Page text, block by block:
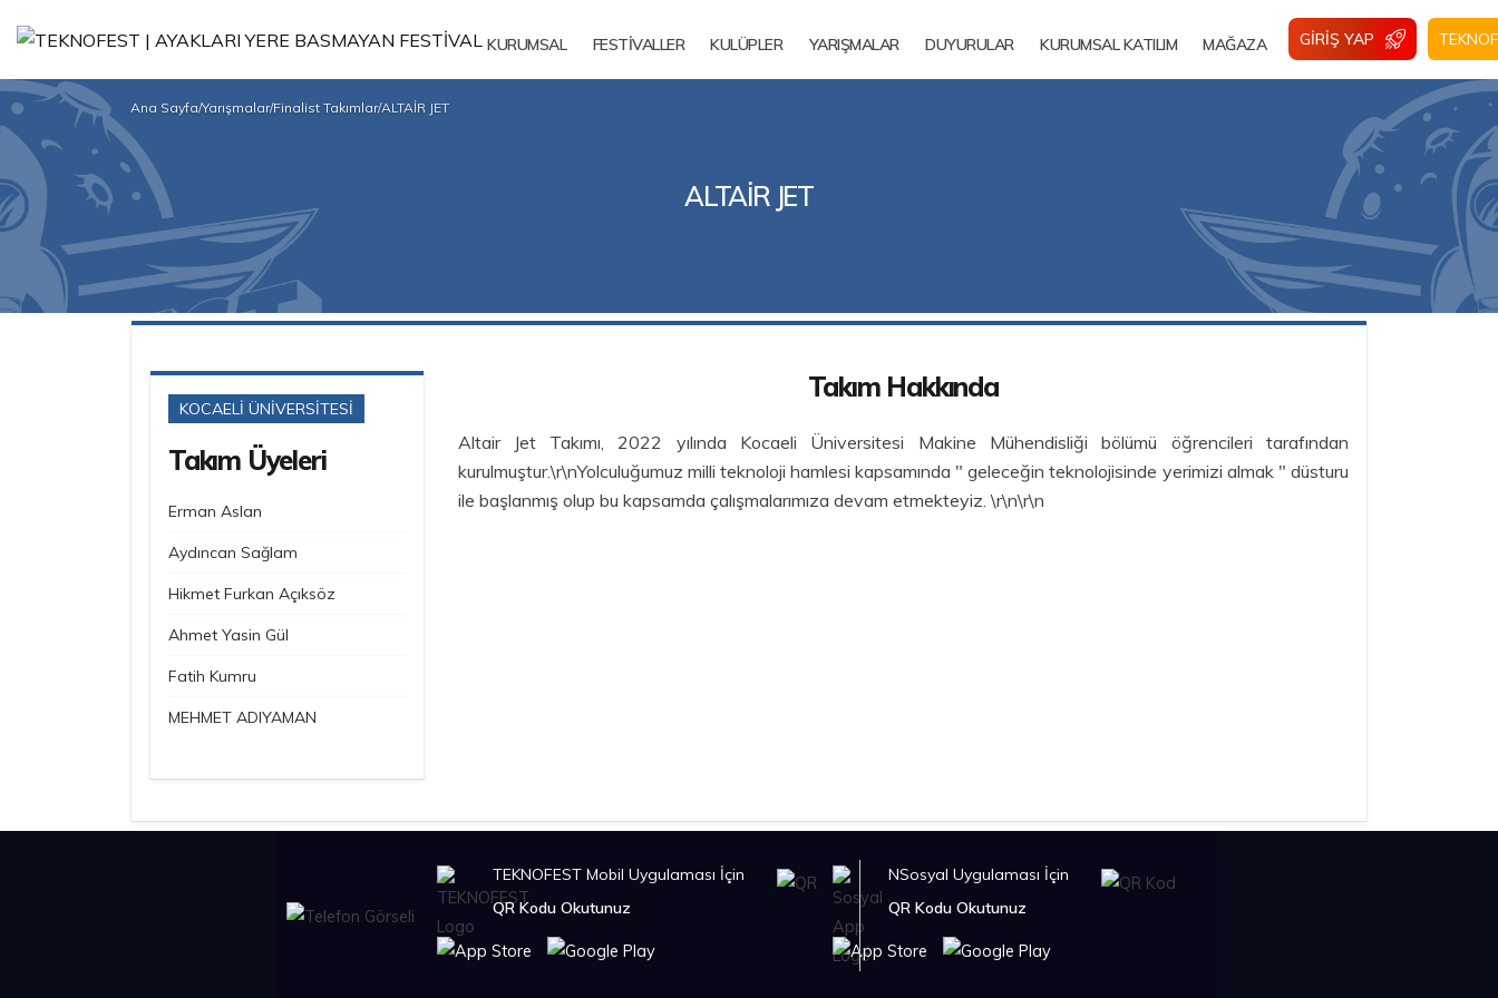
KURUMSAL FESTİVALLER KULÜPLER YARIŞMALAR DUYURULAR KURUMSAL KATILIM MAĞAZA GIRIŞ YAP
Ana Sayfa/Yarışmalar/Finalist Takımlar/ALTAİR JET
ALTAİR JET
KOCAELİ ÜNİVERSİTESİ
Takım Üyeleri
Erman Aslan
Aydıncan Sağlam
Hikmet Furkan Açıksöz
Ahmet Yasin Gül
Fatih Kumru
MEHMET ADIYAMAN
Takım Hakkında
Altair Jet Takımı, 2022 yılında Kocaeli Üniversitesi Makine Mühendisliği bölümü öğrencileri tarafından
kurulmuştur.\r\nYolculuğumuz milli teknoloji hamlesi kapsamında " geleceğin teknolojisinde yerimizi almak " düsturu
ile başlanmış olup bu kapsamda çalışmalarımıza devam etmekteyiz. \r\n\r\n
TEKNOFEST Mobil Uygulaması İçin
QR Kodu Okutunuz
NSosyal Uygulaması İçin
QR Kodu Okutunuz